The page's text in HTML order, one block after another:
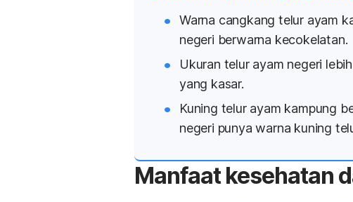
Warna cangkang telur ayam
negeri berwarna kecokelatan.
Ukuran telur ayam negeri
yang kasar.
Kuning telur ayam kampung
negeri punya warna kuning
Manfaat kesehatan